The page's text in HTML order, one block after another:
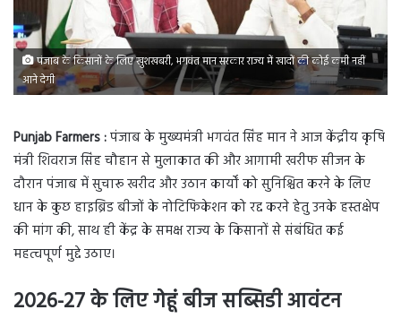
पंजाब के किसानों के लिए खुशखबरी, भगवंत मान सरकार राज्य में खादों की कोई कमी नहीं
आने देगी
Punjab Farmers :पंजाब के मुख्यमंत्री भगवंत सिंह मान ने आज केंद्रीय कृषि
मंत्री शिवराज सिंह चौहान से मुलाकात की और आगामी खरीफ सीजन के
दौरान पंजाब में सुचारू खरीद और उठान कार्यों को सुनिश्चित करने के लिए
धान के कुछ हाइब्रिड बीजों के नोटिफिकेशन को रद्द करने हेतु उनके हस्तक्षेप
की मांग की, साथ ही केंद्र के समक्ष राज्य के किसानों से संबंधित कई
महत्वपूर्ण मुद्दे उठाए।
2026-27 के लिए गेहूं बीज सब्सिडी आवंटन